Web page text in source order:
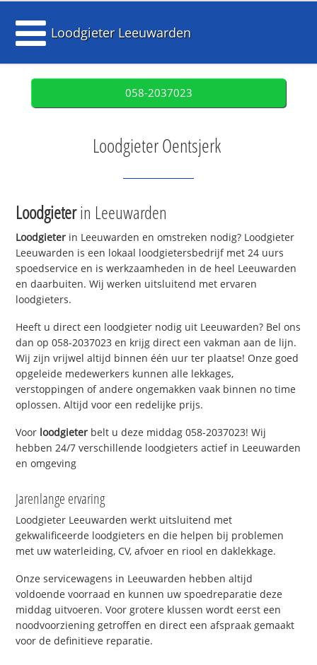
Loodgieter Leeuwarden
058-2037023
Loodgieter Oentsjerk
Loodgieterin Leeuwarden
Loodgieter in Leeuwarden en omstreken nodig? Loodgieter
Leeuwarden is een lokaal loodgietersbedrijf met 24 uurs
spoedservice en is werkzaamheden in de heel Leeuwarden
en daarbuiten. Wij werken uitsluitend met ervaren
loodgieters.
Heeft u direct een loodgieter nodig uit Leeuwarden? Bel ons
dan op 058-2037023 en krijg direct een vakman aan de lijn.
Wij zijn vrijwel altijd binnen één uur ter plaatse! Onze goed
opgeleide medewerkers kunnen alle lekkages,
verstoppingen of andere ongemakken vaak binnen no time
oplossen. Altijd voor een redelijke prijs.
Voor loodgieter belt u deze middag 058-2037023! Wij
hebben 24/7 verschillende loodgieters actief in Leeuwarden
en omgeving
Jarenlange ervaring
Loodgieter Leeuwarden werkt uitsluitend met
gekwalificeerde loodgieters en die helpen bij problemen
met uw waterleiding, CV, afvoer en riool en daklekkage.
Onze servicewagens in Leeuwarden hebben altijd
voldoende voorraad en kunnen uw spoedreparatie deze
middag uitvoeren. Voor grotere klussen wordt eerst een
noodvoorziening getroffen en direct een afspraak gemaakt
voor de definitieve reparatie.